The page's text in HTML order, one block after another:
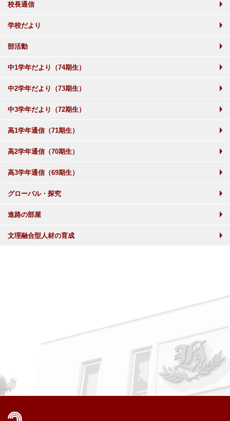
校長通信
学校だより
部活動
中1学年だより（74期生）
中2学年だより（73期生）
中3学年だより（72期生）
高1学年通信（71期生）
高2学年通信（70期生）
高3学年通信（69期生）
グローバル・探究
進路の部屋
文理融合型人材の育成